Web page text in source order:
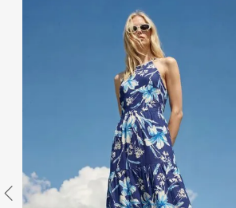
CALÇA JEANS
COLETE